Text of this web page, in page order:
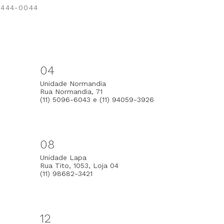
0044
04
Unidade Normandia
Rua Normandia, 71
(11) 5096-6043 e (11) 94059-3926
08
Unidade Lapa
Rua Tito, 1053, Loja 04
(11) 98682-3421
12